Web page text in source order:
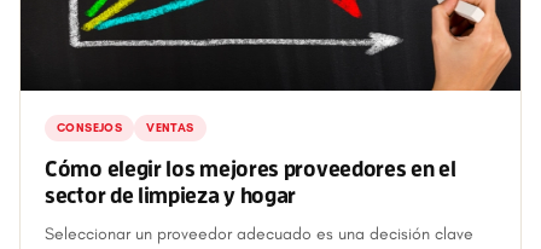
CONSEJOS VENTAS
Cómo elegir los mejores proveedores en el
sector de limpieza y hogar
Seleccionar un proveedor adecuado es una decisión clave